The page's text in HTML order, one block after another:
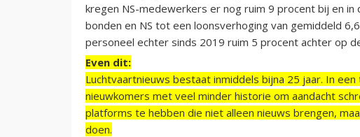
kregen NS-medewerkers er nog ruim 9 procent bij en
bonden en NS tot een loonsverhoging van gemiddeld
personeel echter sinds 2019 ruim 5 procent achter op
Even dit:
Luchtvaartnieuws bestaat inmiddels bijna 25 jaar. In
nieuwkomers met veel minder historie om aandacht
platforms te hebben die niet alleen nieuws brengen,
doen.